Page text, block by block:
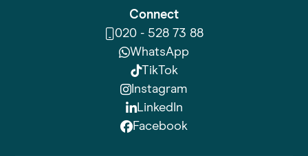
Connect
020 - 528 73 88
WhatsApp
TikTok
Instagram
LinkedIn
Facebook